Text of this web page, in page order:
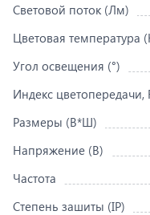
Световой поток (Лм)
Цветовая температура
Угол освещения (°)
Индекс цветопередачи,
Размеры (В*Ш)
Напряжение (В)
Частота
Степень зашиты (IP)